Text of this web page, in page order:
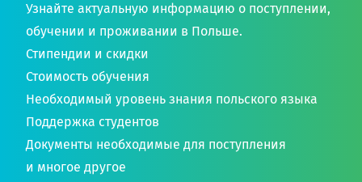
Узнайте актуальную информацию о поступлении,
обучении и проживании в Польше.
Стипендии и скидки
Стоимость обучения
Необходимый уровень знания польского языка
Поддержка студентов
Документы необходимые для поступления
и многое другое